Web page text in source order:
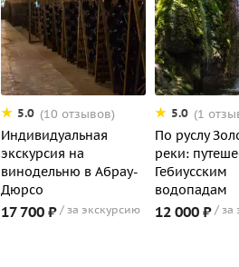
5.0 (10 отзывов)
Индивидуальная
экскурсия на
винодельню в Абрау-
Дюрсо
17 700 ₽ за экскурсию
5.0 (1
По руслу
реки:
Гебиусским
водопадам
12 000 ₽ за